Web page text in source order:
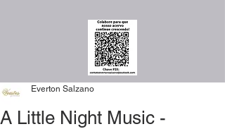
A Little Night Music -
Everton Salzano